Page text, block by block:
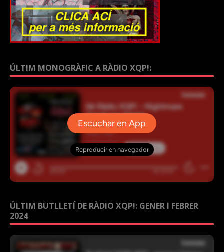
ÚLTIM MONOGRÀFIC A RÀDIO XQP!:
ÚLTIM BUTLLETÍ DE RÀDIO XQP!: GENER I FEBRER
2024